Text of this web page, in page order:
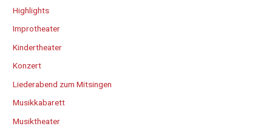
Highlights
Improtheater
Kindertheater
Konzert
Liederabend zum Mitsingen
Musikkabarett
Musiktheater